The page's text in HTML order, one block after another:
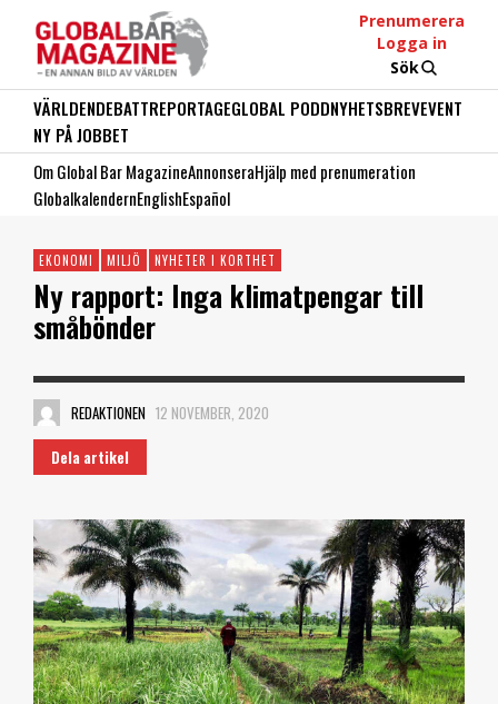
Prenumerera
Logga in
Sök
VÄRLDENDEBATTREPORTAGEGLOBAL PODDNYHETSBREVEVENT
NY PÅ JOBBET
Om Global Bar MagazineAnnonseraHjälp med prenumeration
GlobalkalendernEnglishEspañol
EKONOMI MILJÖ NYHETER I KORTHET
Ny rapport: Inga klimatpengar till
småbönder
REDAKTIONEN 12 NOVEMBER, 2020
Dela artikel